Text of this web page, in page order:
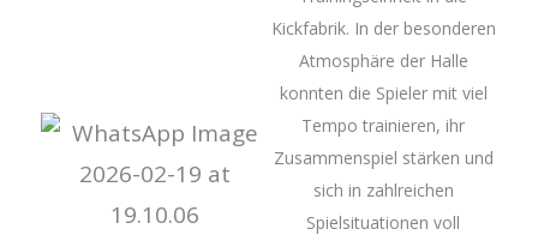
Kickfabrik. In der besonderen
Atmosphäre der Halle
konnten die Spieler mit viel
Tempo trainieren, ihr
Zusammenspiel stärken und
sich in zahlreichen
Spielsituationen voll